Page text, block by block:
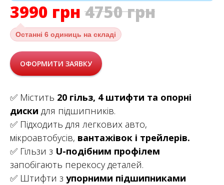
3990 грн 4750грн
Останні 6 одиниць на складі
ОФОРМИТИ ЗАЯВКУ
✅ Містить 20 гільз, 4 штифти та опорні
диски для підшипників.
✅ Підходить для легкових авто,
мікроавтобусів, вантажівок і трейлерів.
✅ Гільзи з U-подібним профілем
запобігають перекосу деталей.
✅ Штифти з упорними підшипниками